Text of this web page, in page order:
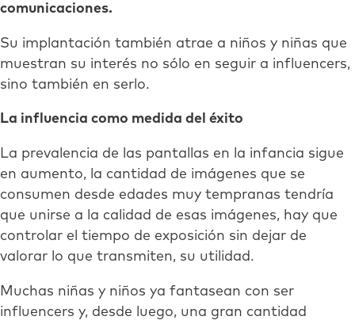
comunicaciones.
Su implantación también atrae a niños y niñas que
muestran su interés no sólo en seguir a influencers,
sino también en serlo.
La influencia como medida del éxito
La prevalencia de las pantallas en la infancia sigue
en aumento, la cantidad de imágenes que se
consumen desde edades muy tempranas tendría
que unirse a la calidad de esas imágenes, hay que
controlar el tiempo de exposición sin dejar de
valorar lo que transmiten, su utilidad.
Muchas niñas y niños ya fantasean con ser
influencers y, desde luego, una gran cantidad